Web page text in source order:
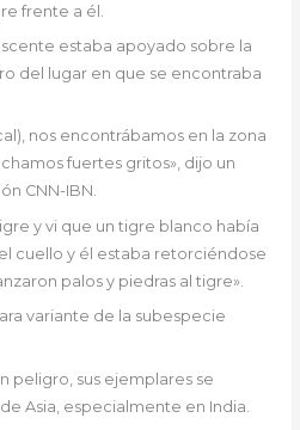
frente a él.
estaba apoyado sobre la
del lugar en que se encontraba
nos encontrábamos en la zona
fuertes gritos», dijo un
CNN-IBN.
y vi que un tigre blanco había
cuello y él estaba retorciéndose
palos y piedras al tigre».
variante de la subespecie
peligro, sus ejemplares se
Asia, especialmente en India.